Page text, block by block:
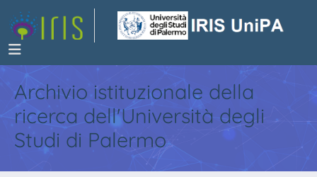
Archivio istituzionale della
ricerca dell'Università degli
Studi di Palermo